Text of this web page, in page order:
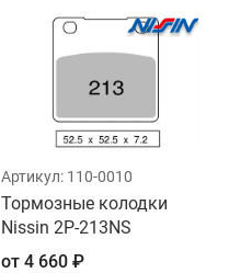
Артикул: 110-0010
Тормозные колодки
Nissin 2P-213NS
от 4 660 ₽